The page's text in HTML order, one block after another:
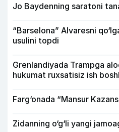
Jo Baydenning saratoni
“Barselona” Alvaresni
usulini topdi
Grenlandiyada Trampga
hukumat ruxsatisiz ish
Farg‘onada “Mansur
Zidanning o‘g‘li yangi